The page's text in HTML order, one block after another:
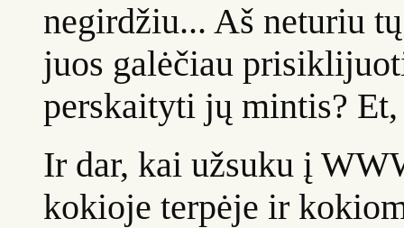
negirdžiu... Aš neturiu
juos galėčiau
perskaityti jų mintis?
Ir dar, kai užsuku į
kokioje terpėje ir